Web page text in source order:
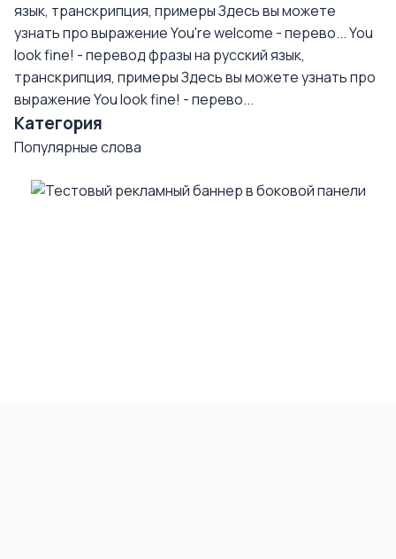
язык, транскрипция, примерыЗдесь вы можете
узнать про выражение You're welcome - перево...You
look fine! - перевод фразы на русский язык,
транскрипция, примерыЗдесь вы можете узнать про
выражение You look fine! - перево...
Категория
Популярные слова